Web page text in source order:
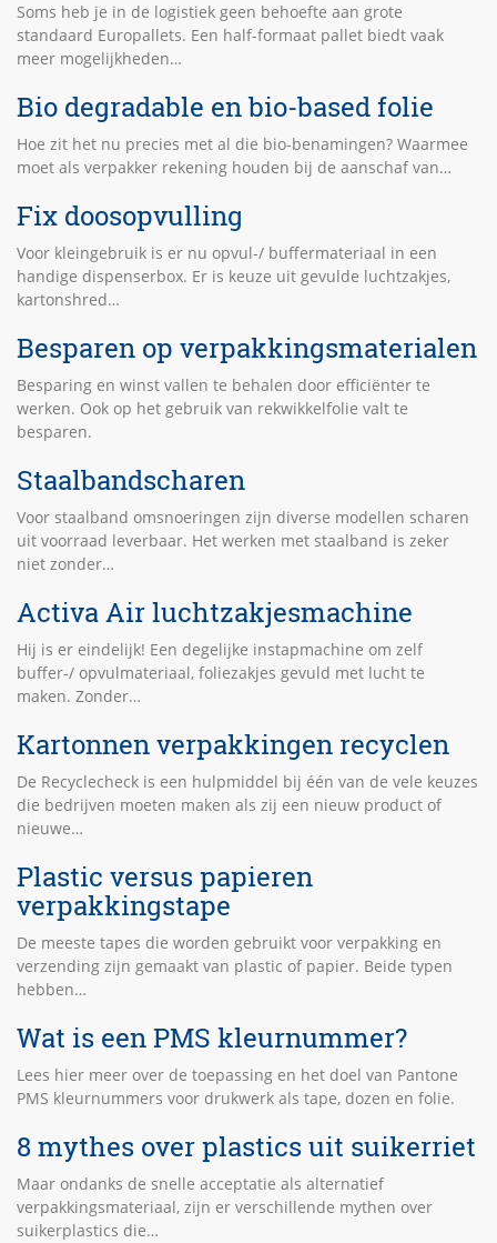
Soms heb je in de logistiek geen behoefte aan grote
standaard Europallets. Een half-formaat pallet biedt vaak
meer mogelijkheden…
Bio degradable en bio-based folie
Hoe zit het nu precies met al die bio-benamingen? Waarmee
moet als verpakker rekening houden bij de aanschaf van…
Fix doosopvulling
Voor kleingebruik is er nu opvul-/ buffermateriaal in een
handige dispenserbox. Er is keuze uit gevulde luchtzakjes,
kartonshred…
Besparen op verpakkingsmaterialen
Besparing en winst vallen te behalen door efficiënter te
werken. Ook op het gebruik van rekwikkelfolie valt te
besparen.
Staalbandscharen
Voor staalband omsnoeringen zijn diverse modellen scharen
uit voorraad leverbaar. Het werken met staalband is zeker
niet zonder…
Activa Air luchtzakjesmachine
Hij is er eindelijk! Een degelijke instapmachine om zelf
buffer-/ opvulmateriaal, foliezakjes gevuld met lucht te
maken. Zonder…
Kartonnen verpakkingen recyclen
De Recyclecheck is een hulpmiddel bij één van de vele keuzes
die bedrijven moeten maken als zij een nieuw product of
nieuwe…
Plastic versus papieren
verpakkingstape
De meeste tapes die worden gebruikt voor verpakking en
verzending zijn gemaakt van plastic of papier. Beide typen
hebben…
Wat is een PMS kleurnummer?
Lees hier meer over de toepassing en het doel van Pantone
PMS kleurnummers voor drukwerk als tape, dozen en folie.
8 mythes over plastics uit suikerriet
Maar ondanks de snelle acceptatie als alternatief
verpakkingsmateriaal, zijn er verschillende mythen over
suikerplastics die…